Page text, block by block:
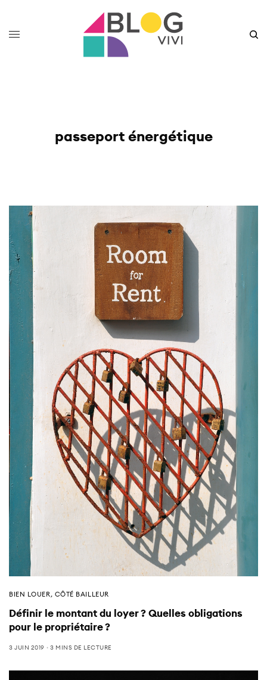
passeport énergétique
BIEN LOUER , CÔTÉ BAILLEUR
Définir le montant du loyer ? Quelles obligations
pour le propriétaire ?
3 JUIN 2019 3 MINS DE LECTURE